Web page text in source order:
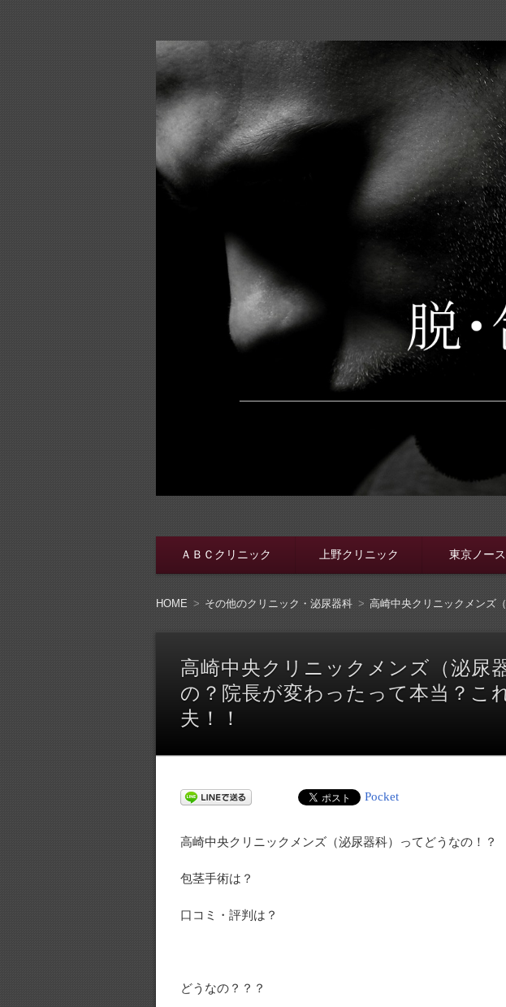
コンテンツへ移動
ＡＢＣクリニック 上野クリニック 東京ノー
HOME その他のクリニック・泌尿器科 高崎中央クリニックメンズ
高崎中央クリニックメンズ（泌尿
の？院長が変わったって本当？こ
夫！！
Pocket
高崎中央クリニックメンズ（泌尿器科）ってどうなの！？
包茎手術は？
口コミ・評判は？
どうなの？？？